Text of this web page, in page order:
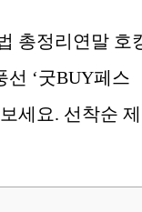
총정리연말 호
선 ‘굿BUY페스
세요. 선착순